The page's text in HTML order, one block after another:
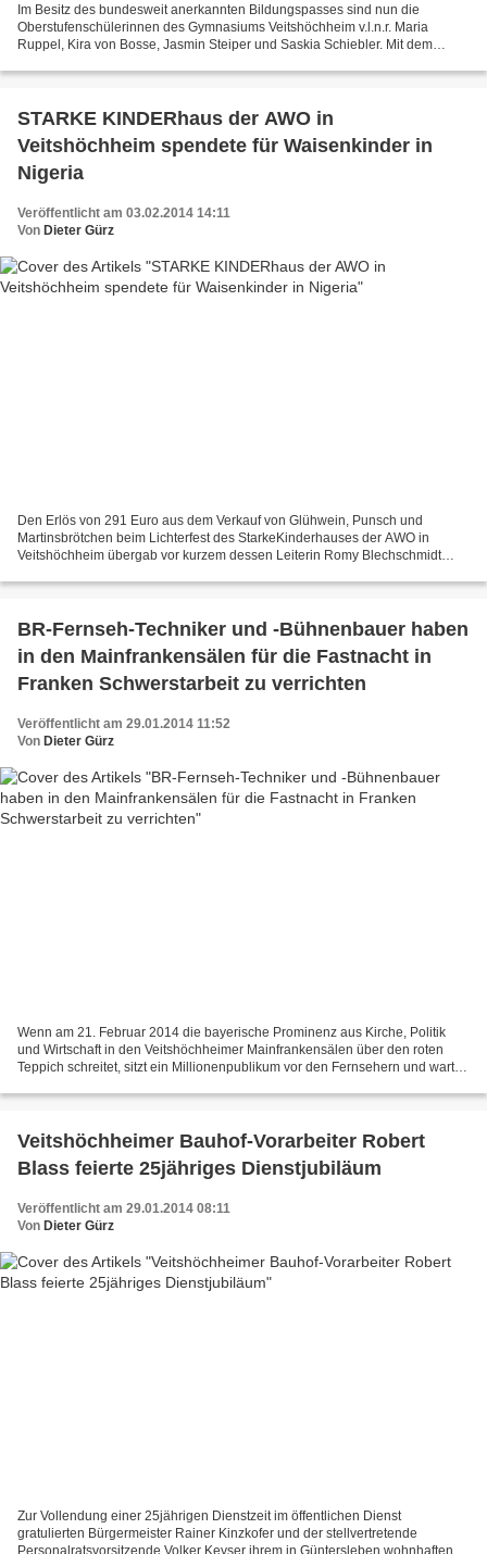
Im Besitz des bundesweit anerkannten Bildungspasses sind nun die
Oberstufenschülerinnen des Gymnasiums Veitshöchheim v.l.n.r. Maria
Ruppel, Kira von Bosse, Jasmin Steiper und Saskia Schiebler. Mit dem
STARKE KINDERhaus der AWO in
Veitshöchheim spendete für Waisenkinder in
Nigeria
Veröffentlicht am 03.02.2014 14:11
Von Dieter Gürz
Den Erlös von 291 Euro aus dem Verkauf von Glühwein, Punsch und
Martinsbrötchen beim Lichterfest des StarkeKinderhauses der AWO in
Veitshöchheim übergab vor kurzem dessen Leiterin Romy Blechschmidt
BR-Fernseh-Techniker und -Bühnenbauer haben
in den Mainfrankensälen für die Fastnacht in
Franken Schwerstarbeit zu verrichten
Veröffentlicht am 29.01.2014 11:52
Von Dieter Gürz
Wenn am 21. Februar 2014 die bayerische Prominenz aus Kirche, Politik
und Wirtschaft in den Veitshöchheimer Mainfrankensälen über den roten
Teppich schreitet, sitzt ein Millionenpublikum vor den Fernsehern und wartet
Veitshöchheimer Bauhof-Vorarbeiter Robert
Blass feierte 25jähriges Dienstjubiläum
Veröffentlicht am 29.01.2014 08:11
Von Dieter Gürz
Zur Vollendung einer 25jährigen Dienstzeit im öffentlichen Dienst
gratulierten Bürgermeister Rainer Kinzkofer und der stellvertretende
Personalratsvorsitzende Volker Keyser ihrem in Güntersleben wohnhaften